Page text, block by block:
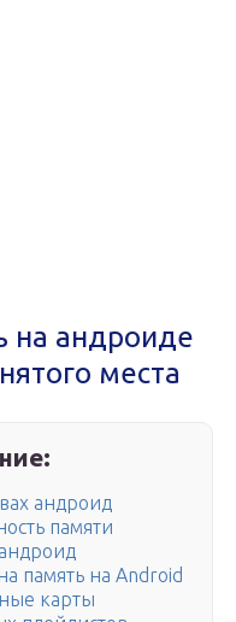
на андроиде
места
андроид
памяти
память на Android
карты